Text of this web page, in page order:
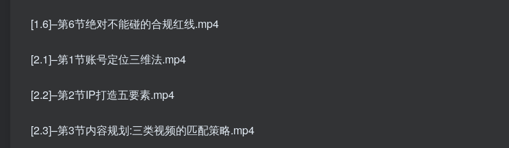
[1.6]–第6节绝对不能碰的合规红线.mp4
[2.1]–第1节账号定位三维法.mp4
[2.2]–第2节IP打造五要素.mp4
[2.3]–第3节内容规划:三类视频的匹配策略.mp4